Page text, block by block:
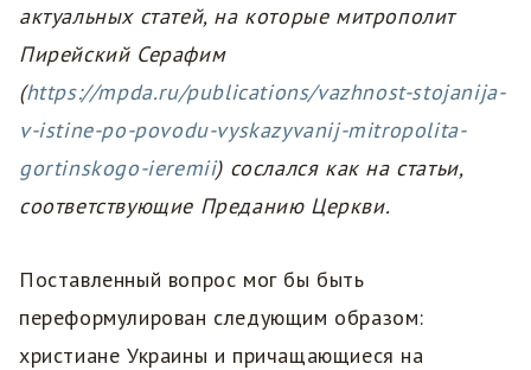
актуальных статей, на которые митрополит
Пирейский Серафим
(https://mpda.ru/publications/vazhnost-stojanija-
v-istine-po-povodu-vyskazyvanij-mitropolita-
gortinskogo-ieremii) сослался как на статьи,
соответствующие Преданию Церкви.
Поставленный вопрос мог бы быть
переформулирован следующим образом:
христиане Украины и причащающиеся на